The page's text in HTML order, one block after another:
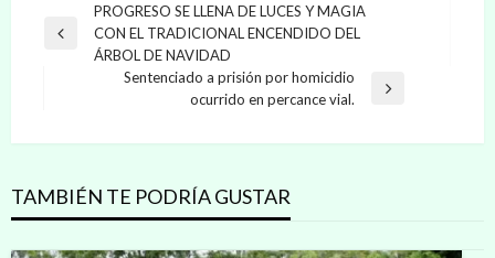
Navegación
de
entradas
Entrada
anterior
PROGRESO SE LLENA DE LUCES Y MAGIA
CON EL TRADICIONAL ENCENDIDO DEL
ÁRBOL DE NAVIDAD
Sentenciado a prisión por homicidio
ocurrido en percance vial.
TAMBIÉN TE PODRÍA GUSTAR